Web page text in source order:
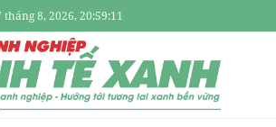
8, 2026, 20:59:12